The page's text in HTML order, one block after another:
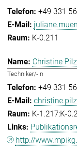
+49 331
K-0.211
Christine
Techniker/-in
+49 331
K-1.217:K-
http://